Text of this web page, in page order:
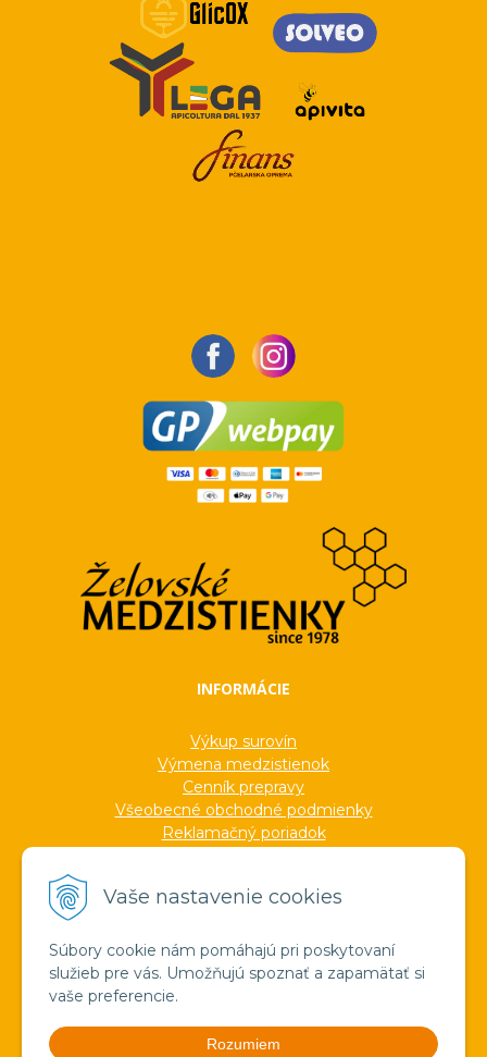
Vaše nastavenie cookies
Súbory cookie nám pomáhajú pri poskytovaní
služieb pre vás. Umožňujú spoznať a zapamätať si
vaše preferencie.
Rozumiem
INFORMÁCIE
Výkup surovín
Výmena medzistienok
Cenník prepravy
Všeobecné obchodné podmienky
Reklamačný poriadok
Formuláre
Ocenenia
Veľkoobchod
Verejné obstarávanie
Pravda o medzistienkach a vosku